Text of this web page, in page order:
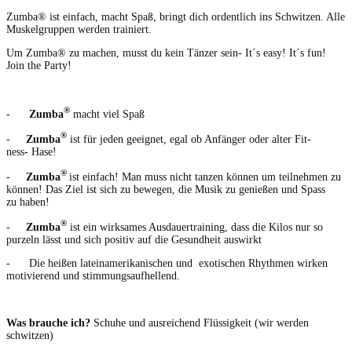
Zum­ba® ist ein­fach, macht Spaß, bringt dich ordentlich ins Schwitzen. Alle
Muskel­grup­pen wer­den trainiert.
Um Zum­ba® zu machen, musst du kein Tänz­er sein- It´s easy! It´s fun!
Join the Party!
- Zum­ba® macht viel Spaß
- Zum­ba® ist für jeden geeignet, egal ob Anfänger oder alter Fit­
ness- Hase!
- Zum­ba® ist ein­fach! Man muss nicht tanzen kön­nen um teil­nehmen zu
kön­nen! Das Ziel ist sich zu bewe­gen, die Musik zu genießen und Spass
zu haben!
- Zum­ba® ist ein wirk­sames Aus­dauer­train­ing, dass die Kilos nur so
purzeln lässt und sich pos­i­tiv auf die Gesund­heit auswirkt
- Die heißen lateinamerikanis­chen und exo­tis­chen Rhyth­men wirken
motivierend und stimmungsaufhellend.
Was brauche ich? Schuhe und aus­re­ichend Flüs­sigkeit (wir wer­den
schwitzen)